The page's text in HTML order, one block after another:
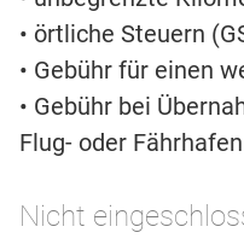
• örtliche Steuern
• Gebühr für einen
• Gebühr bei
Flug- oder Fährhafen
Nicht